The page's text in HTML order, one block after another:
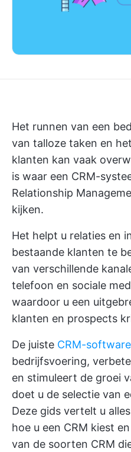
Het runnen van een
van talloze taken en
klanten kan vaak
is waar een CRM-
Relationship
kijken.
Het helpt u relaties en
bestaande klanten te
van verschillende
telefoon en sociale
waardoor u een
klanten en prospects
De juiste CRM-software
bedrijfsvoering,
en stimuleert de groei
doet u de selectie van
Deze gids vertelt u
hoe u een CRM kiest
van de soorten CRM